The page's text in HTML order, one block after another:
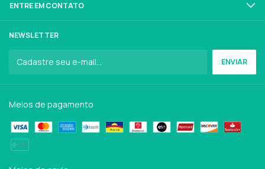
ENTRE EM CONTATO
NEWSLETTER
Meios de pagamento